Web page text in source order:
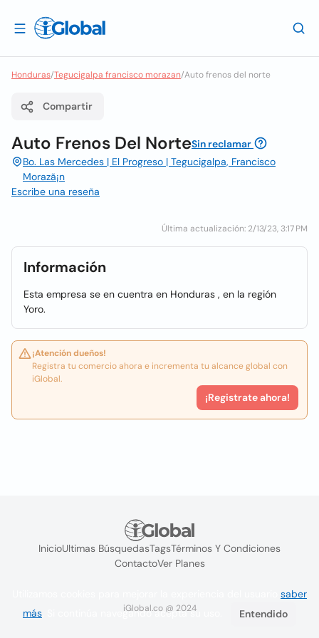
Honduras/Tegucigalpa francisco morazan/Auto frenos del norte
Compartir
Auto Frenos Del NorteSin reclamar
Bo. Las Mercedes | El Progreso | Tegucigalpa, Francisco
Morazã¡n
Escribe una reseña
Última actualización: 2/13/23, 3:17 PM
Información
Esta empresa se en cuentra en Honduras , en la región
Yoro.
¡Atención dueños!
Registra tu comercio ahora e incrementa tu alcance global con
iGlobal.
¡Registrate ahora!
InicioUltimas BúsquedasTagsTérminos Y Condiciones
ContactoVer Planes
iGlobal.co @ 2024
saber
más . Si continúa navegando acepta su uso. Entendido